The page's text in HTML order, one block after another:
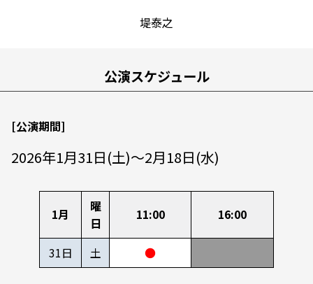
堤泰之
公演スケジュール
[公演期間]
2026年1月31日(土)～2月18日(水)
1月
曜
日
11:00 16:00
31日 土 ●